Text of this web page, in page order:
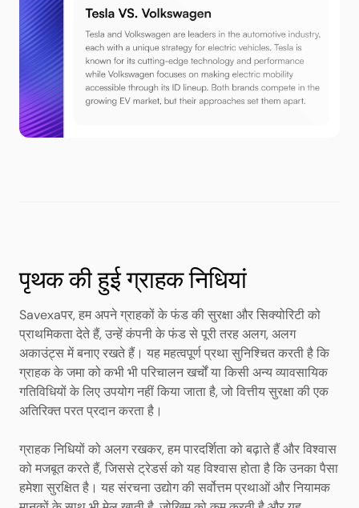
पृथक की हुई ग्राहक निधियां
Savexaपर, हम अपने ग्राहकों के फंड की सुरक्षा और सिक्योरिटी को
प्राथमिकता देते हैं, उन्हें कंपनी के फंड से पूरी तरह अलग, अलग
अकाउंट्स में बनाए रखते हैं। यह महत्वपूर्ण प्रथा सुनिश्चित करती है कि
ग्राहक के जमा को कभी भी परिचालन खर्चों या किसी अन्य व्यावसायिक
गतिविधियों के लिए उपयोग नहीं किया जाता है, जो वित्तीय सुरक्षा की एक
अतिरिक्त परत प्रदान करता है।
ग्राहक निधियों को अलग रखकर, हम पारदर्शिता को बढ़ाते हैं और विश्वास
को मजबूत करते हैं, जिससे ट्रेडर्स को यह विश्वास होता है कि उनका पैसा
हमेशा सुरक्षित है। यह संरचना उद्योग की सर्वोत्तम प्रथाओं और नियामक